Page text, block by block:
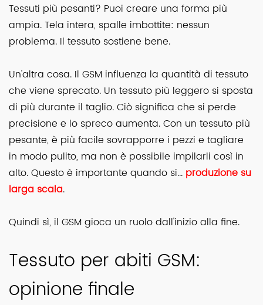
Tessuti più pesanti? Puoi creare una forma più
ampia. Tela intera, spalle imbottite: nessun
problema. Il tessuto sostiene bene.
Un'altra cosa. Il GSM influenza la quantità di tessuto
che viene sprecato. Un tessuto più leggero si sposta
di più durante il taglio. Ciò significa che si perde
precisione e lo spreco aumenta. Con un tessuto più
pesante, è più facile sovrapporre i pezzi e tagliare
in modo pulito, ma non è possibile impilarli così in
alto. Questo è importante quando si... produzione su
larga scala.
Quindi sì, il GSM gioca un ruolo dall'inizio alla fine.
Tessuto per abiti GSM:
opinione finale